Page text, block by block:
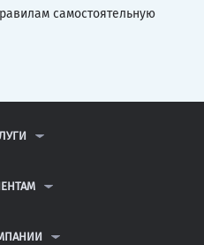
самостоятельную
РАБОТЫ
И ОТВЕТЫ